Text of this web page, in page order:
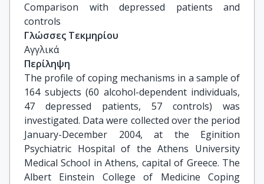
Comparison with depressed patients and
controls
Γλώσσες Τεκμηρίου
Αγγλικά
Περίληψη
The profile of coping mechanisms in a sample of
164 subjects (60 alcohol-dependent individuals,
47 depressed patients, 57 controls) was
investigated. Data were collected over the period
January-December 2004, at the Eginition
Psychiatric Hospital of the Athens University
Medical School in Athens, capital of Greece. The
Albert Einstein College of Medicine Coping